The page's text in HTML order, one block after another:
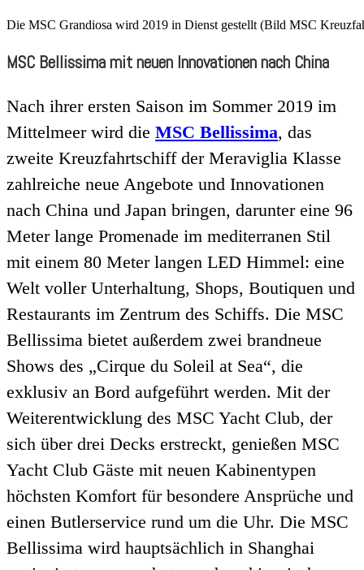
Die MSC Grandiosa wird 2019 in Dienst gestellt (Bild MSC
MSC Bellissima mit neuen Innovationen nach China
Nach ihrer ersten Saison im Sommer 2019 im
Mittelmeer wird die MSC Bellissima, das
zweite Kreuzfahrtschiff der Meraviglia Klasse
zahlreiche neue Angebote und Innovationen
nach China und Japan bringen, darunter eine 96
Meter lange Promenade im mediterranen Stil
mit einem 80 Meter langen LED Himmel: eine
Welt voller Unterhaltung, Shops, Boutiquen und
Restaurants im Zentrum des Schiffs. Die MSC
Bellissima bietet außerdem zwei brandneue
Shows des „Cirque du Soleil at Sea“, die
exklusiv an Bord aufgeführt werden. Mit der
Weiterentwicklung des MSC Yacht Club, der
sich über drei Decks erstreckt, genießen MSC
Yacht Club Gäste mit neuen Kabinentypen
höchsten Komfort für besondere Ansprüche und
einen Butlerservice rund um die Uhr. Die MSC
Bellissima wird hauptsächlich in Shanghai